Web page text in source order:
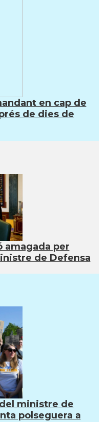
en cap de
de dies de
amagada per
de Defensa
ministre de
polseguera a